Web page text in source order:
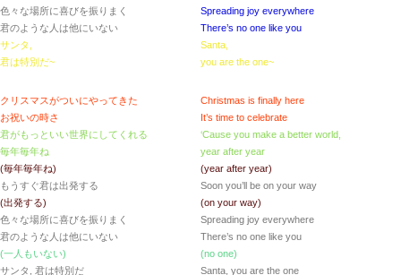
色々な場所に喜びを振りまく
君のような人は他にいない
サンタ,
君は特別だ~
クリスマスがついにやってきた
お祝いの時さ
君がもっといい世界にしてくれる
毎年毎年ね
(毎年毎年ね)
もうすぐ君は出発する
(出発する)
色々な場所に喜びを振りまく
君のような人は他にいない
(一人もいない)
サンタ, 君は特別だ
Spreading joy everywhere
There’s no one like you
Santa,
you are the one~
Christmas is finally here
It’s time to celebrate
‘Cause you make a better world,
year after year
(year after year)
Soon you’ll be on your way
(on your way)
Spreading joy everywhere
There’s no one like you
(no one)
Santa, you are the one